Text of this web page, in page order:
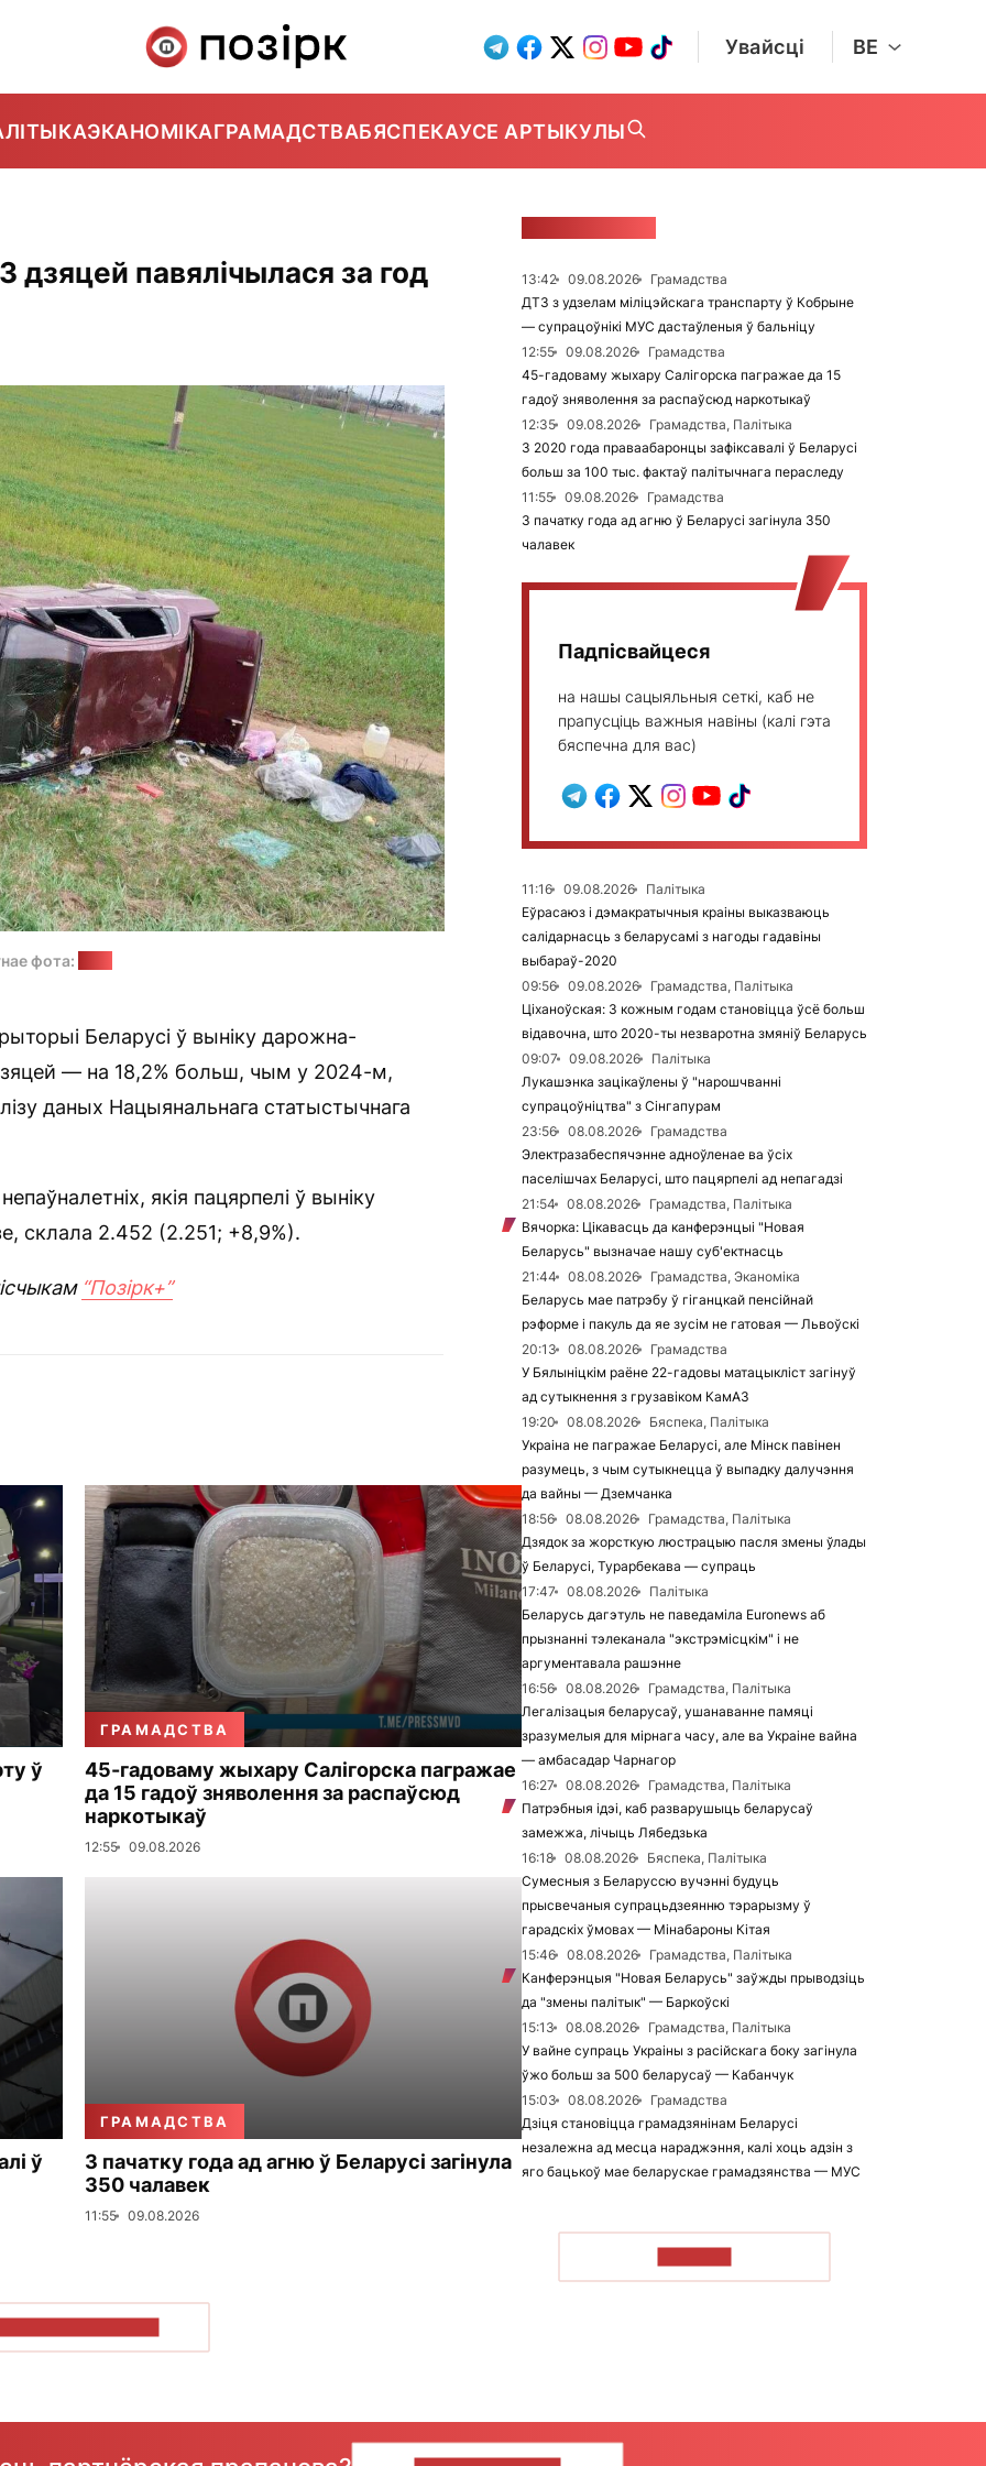
Увайсці BE
ЭКАНОМІКАГРАМАДСТВАБЯСПЕКАУСЕ АРТЫКУЛЫ
дзяцей павялічылася за год
фота:
Беларусі ў выніку дарожна-
— на 18,2% больш, чым у 2024-м,
даных Нацыянальнага статыстычнага
якія пацярпелі ў выніку
склала 2.452 (2.251; +8,9%).
“Позірк+”
ў
ГРАМАДСТВА
45-гадоваму жыхару Салігорска пагражае
да 15 гадоў зняволення за распаўсюд
наркотыкаў
12:55 09.08.2026
ў
ГРАМАДСТВА
З пачатку года ад агню ў Беларусі загінула
350 чалавек
11:55 09.08.2026
13:42 09.08.2026
Грамадства
ДТЗ з удзелам міліцэйскага транспарту ў Кобрыне
— супрацоўнікі МУС дастаўленыя ў бальніцу
12:55
09.08.2026
Грамадства
45-гадоваму жыхару Салігорска пагражае да 15
гадоў зняволення за распаўсюд наркотыкаў
12:35
09.08.2026
Грамадства, Палітыка
З 2020 года праваабаронцы зафіксавалі ў Беларусі
больш за 100 тыс. фактаў палітычнага пераследу
11:55
09.08.2026
Грамадства
З пачатку года ад агню ў Беларусі загінула 350
чалавек
Падпісвайцеся
на нашы сацыяльныя сеткі, каб не
прапусціць важныя навіны (калі гэта
бяспечна для вас)
11:16 09.08.2026
Палітыка
Еўрасаюз і дэмакратычныя краіны выказваюць
салідарнасць з беларусамі з нагоды гадавіны
выбараў-2020
09:56
09.08.2026
Грамадства, Палітыка
Ціханоўская: З кожным годам становіцца ўсё больш
відавочна, што 2020-ты незваротна змяніў Беларусь
09:07
09.08.2026
Палітыка
Лукашэнка зацікаўлены ў "нарошчванні
супрацоўніцтва" з Сінгапурам
23:56
08.08.2026
Грамадства
Электразабеспячэнне адноўленае ва ўсіх
паселішчах Беларусі, што пацярпелі ад непагадзі
21:54
08.08.2026
Грамадства, Палітыка
Вячорка: Цікавасць да канферэнцыі "Новая
Беларусь" вызначае нашу суб'ектнасць
21:44
08.08.2026
Грамадства, Эканоміка
Беларусь мае патрэбу ў гіганцкай пенсійнай
рэформе і пакуль да яе зусім не гатовая — Львоўскі
20:13
08.08.2026
Грамадства
У Бялыніцкім раёне 22-гадовы матацыкліст загінуў
ад сутыкнення з грузавіком КамАЗ
19:20
08.08.2026
Бяспека, Палітыка
Украіна не пагражае Беларусі, але Мінск павінен
разумець, з чым сутыкнецца ў выпадку далучэння
да вайны — Дземчанка
18:56
08.08.2026
Грамадства, Палітыка
Дзядок за жорсткую люстрацыю пасля змены ўлады
ў Беларусі, Турарбекава — супраць
17:47
08.08.2026
Палітыка
Беларусь дагэтуль не паведаміла Euronews аб
прызнанні тэлеканала "экстрэмісцкім" і не
аргументавала рашэнне
16:56
08.08.2026
Грамадства, Палітыка
Легалізацыя беларусаў, ушанаванне памяці
зразумелыя для мірнага часу, але ва Украіне вайна
— амбасадар Чарнагор
16:27
08.08.2026
Грамадства, Палітыка
Патрэбныя ідэі, каб разварушыць беларусаў
замежжа, лічыць Лябедзька
16:18
08.08.2026
Бяспека, Палітыка
Сумесныя з Беларуссю вучэнні будуць
прысвечаныя супрацьдзеянню тэрарызму ў
гарадскіх ўмовах — Мінабароны Кітая
15:46
08.08.2026
Грамадства, Палітыка
Канферэнцыя "Новая Беларусь" заўжды прыводзіць
да "змены палітык" — Баркоўскі
15:13
08.08.2026
Грамадства, Палітыка
У вайне супраць Украіны з расійскага боку загінула
ўжо больш за 500 беларусаў — Кабанчук
15:03
08.08.2026
Грамадства
Дзіця становіцца грамадзянінам Беларусі
незалежна ад месца нараджэння, калі хоць адзін з
яго бацькоў мае беларускае грамадзянства — МУС